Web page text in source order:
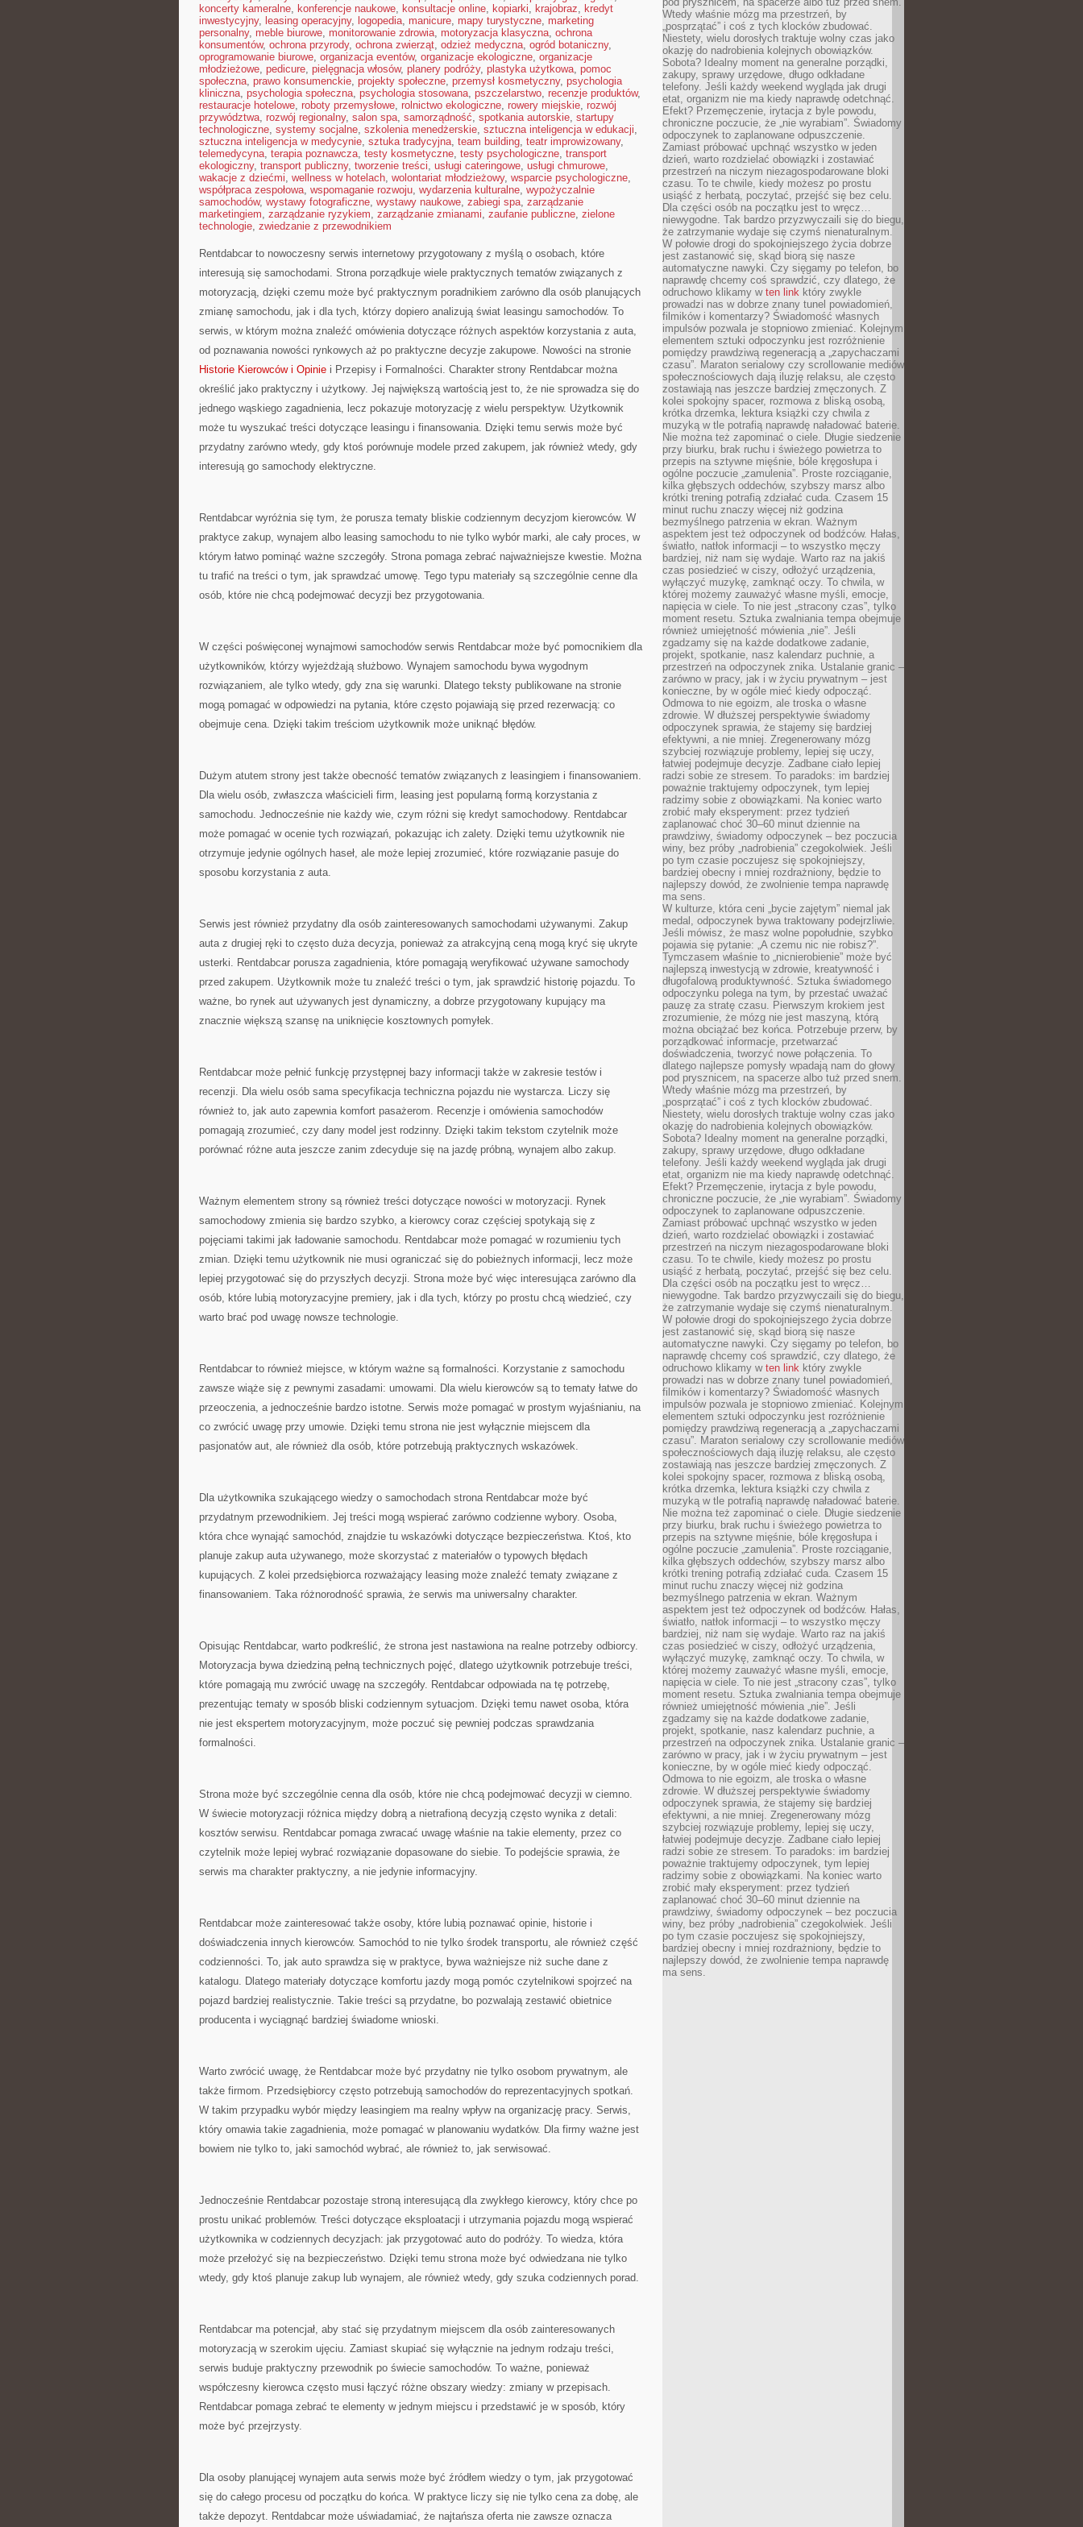
koncerty kameralne, konferencje naukowe, konsultacje online, kopiarki, krajobraz, kredyt
inwestycyjny, leasing operacyjny, logopedia, manicure, mapy turystyczne, marketing
personalny, meble biurowe, monitorowanie zdrowia, motoryzacja klasyczna, ochrona
konsumentów, ochrona przyrody, ochrona zwierząt, odzież medyczna, ogród botaniczny,
oprogramowanie biurowe, organizacja eventów, organizacje ekologiczne, organizacje
młodzieżowe, pedicure, pielęgnacja włosów, planery podróży, plastyka użytkowa, pomoc
społeczna, prawo konsumenckie, projekty społeczne, przemysł kosmetyczny, psychologia
kliniczna, psychologia społeczna, psychologia stosowana, pszczelarstwo, recenzje produktów,
restauracje hotelowe, roboty przemysłowe, rolnictwo ekologiczne, rowery miejskie, rozwój
przywództwa, rozwój regionalny, salon spa, samorządność, spotkania autorskie, startupy
technologiczne, systemy socjalne, szkolenia menedżerskie, sztuczna inteligencja w edukacji,
sztuczna inteligencja w medycynie, sztuka tradycyjna, team building, teatr improwizowany,
telemedycyna, terapia poznawcza, testy kosmetyczne, testy psychologiczne, transport
ekologiczny, transport publiczny, tworzenie treści, usługi cateringowe, usługi chmurowe,
wakacje z dziećmi, wellness w hotelach, wolontariat młodzieżowy, wsparcie psychologiczne,
współpraca zespołowa, wspomaganie rozwoju, wydarzenia kulturalne, wypożyczalnie
samochodów, wystawy fotograficzne, wystawy naukowe, zabiegi spa, zarządzanie
marketingiem, zarządzanie ryzykiem, zarządzanie zmianami, zaufanie publiczne, zielone
technologie, zwiedzanie z przewodnikiem
Rentdabcar to nowoczesny serwis internetowy przygotowany z myślą o osobach, które
interesują się samochodami. Strona porządkuje wiele praktycznych tematów związanych z
motoryzacją, dzięki czemu może być praktycznym poradnikiem zarówno dla osób planujących
zmianę samochodu, jak i dla tych, którzy dopiero analizują świat leasingu samochodów. To
serwis, w którym można znaleźć omówienia dotyczące różnych aspektów korzystania z auta,
od poznawania nowości rynkowych aż po praktyczne decyzje zakupowe. Nowości na stronie
Historie Kierowców i Opinie i Przepisy i Formalności. Charakter strony Rentdabcar można
określić jako praktyczny i użytkowy. Jej największą wartością jest to, że nie sprowadza się do
jednego wąskiego zagadnienia, lecz pokazuje motoryzację z wielu perspektyw. Użytkownik
może tu wyszukać treści dotyczące leasingu i finansowania. Dzięki temu serwis może być
przydatny zarówno wtedy, gdy ktoś porównuje modele przed zakupem, jak również wtedy, gdy
interesują go samochody elektryczne.
Rentdabcar wyróżnia się tym, że porusza tematy bliskie codziennym decyzjom kierowców. W
praktyce zakup, wynajem albo leasing samochodu to nie tylko wybór marki, ale cały proces, w
którym łatwo pominąć ważne szczegóły. Strona pomaga zebrać najważniejsze kwestie. Można
tu trafić na treści o tym, jak sprawdzać umowę. Tego typu materiały są szczególnie cenne dla
osób, które nie chcą podejmować decyzji bez przygotowania.
W części poświęconej wynajmowi samochodów serwis Rentdabcar może być pomocnikiem dla
użytkowników, którzy wyjeżdżają służbowo. Wynajem samochodu bywa wygodnym
rozwiązaniem, ale tylko wtedy, gdy zna się warunki. Dlatego teksty publikowane na stronie
mogą pomagać w odpowiedzi na pytania, które często pojawiają się przed rezerwacją: co
obejmuje cena. Dzięki takim treściom użytkownik może uniknąć błędów.
Dużym atutem strony jest także obecność tematów związanych z leasingiem i finansowaniem.
Dla wielu osób, zwłaszcza właścicieli firm, leasing jest popularną formą korzystania z
samochodu. Jednocześnie nie każdy wie, czym różni się kredyt samochodowy. Rentdabcar
może pomagać w ocenie tych rozwiązań, pokazując ich zalety. Dzięki temu użytkownik nie
otrzymuje jedynie ogólnych haseł, ale może lepiej zrozumieć, które rozwiązanie pasuje do
sposobu korzystania z auta.
Serwis jest również przydatny dla osób zainteresowanych samochodami używanymi. Zakup
auta z drugiej ręki to często duża decyzja, ponieważ za atrakcyjną ceną mogą kryć się ukryte
usterki. Rentdabcar porusza zagadnienia, które pomagają weryfikować używane samochody
przed zakupem. Użytkownik może tu znaleźć treści o tym, jak sprawdzić historię pojazdu. To
ważne, bo rynek aut używanych jest dynamiczny, a dobrze przygotowany kupujący ma
znacznie większą szansę na uniknięcie kosztownych pomyłek.
Rentdabcar może pełnić funkcję przystępnej bazy informacji także w zakresie testów i
recenzji. Dla wielu osób sama specyfikacja techniczna pojazdu nie wystarcza. Liczy się
również to, jak auto zapewnia komfort pasażerom. Recenzje i omówienia samochodów
pomagają zrozumieć, czy dany model jest rodzinny. Dzięki takim tekstom czytelnik może
porównać różne auta jeszcze zanim zdecyduje się na jazdę próbną, wynajem albo zakup.
Ważnym elementem strony są również treści dotyczące nowości w motoryzacji. Rynek
samochodowy zmienia się bardzo szybko, a kierowcy coraz częściej spotykają się z
pojęciami takimi jak ładowanie samochodu. Rentdabcar może pomagać w rozumieniu tych
zmian. Dzięki temu użytkownik nie musi ograniczać się do pobieżnych informacji, lecz może
lepiej przygotować się do przyszłych decyzji. Strona może być więc interesująca zarówno dla
osób, które lubią motoryzacyjne premiery, jak i dla tych, którzy po prostu chcą wiedzieć, czy
warto brać pod uwagę nowsze technologie.
Rentdabcar to również miejsce, w którym ważne są formalności. Korzystanie z samochodu
zawsze wiąże się z pewnymi zasadami: umowami. Dla wielu kierowców są to tematy łatwe do
przeoczenia, a jednocześnie bardzo istotne. Serwis może pomagać w prostym wyjaśnianiu, na
co zwrócić uwagę przy umowie. Dzięki temu strona nie jest wyłącznie miejscem dla
pasjonatów aut, ale również dla osób, które potrzebują praktycznych wskazówek.
Dla użytkownika szukającego wiedzy o samochodach strona Rentdabcar może być
przydatnym przewodnikiem. Jej treści mogą wspierać zarówno codzienne wybory. Osoba,
która chce wynająć samochód, znajdzie tu wskazówki dotyczące bezpieczeństwa. Ktoś, kto
planuje zakup auta używanego, może skorzystać z materiałów o typowych błędach
kupujących. Z kolei przedsiębiorca rozważający leasing może znaleźć tematy związane z
finansowaniem. Taka różnorodność sprawia, że serwis ma uniwersalny charakter.
Opisując Rentdabcar, warto podkreślić, że strona jest nastawiona na realne potrzeby odbiorcy.
Motoryzacja bywa dziedziną pełną technicznych pojęć, dlatego użytkownik potrzebuje treści,
które pomagają mu zwrócić uwagę na szczegóły. Rentdabcar odpowiada na tę potrzebę,
prezentując tematy w sposób bliski codziennym sytuacjom. Dzięki temu nawet osoba, która
nie jest ekspertem motoryzacyjnym, może poczuć się pewniej podczas sprawdzania
formalności.
Strona może być szczególnie cenna dla osób, które nie chcą podejmować decyzji w ciemno.
W świecie motoryzacji różnica między dobrą a nietrafioną decyzją często wynika z detali:
kosztów serwisu. Rentdabcar pomaga zwracać uwagę właśnie na takie elementy, przez co
czytelnik może lepiej wybrać rozwiązanie dopasowane do siebie. To podejście sprawia, że
serwis ma charakter praktyczny, a nie jedynie informacyjny.
Rentdabcar może zainteresować także osoby, które lubią poznawać opinie, historie i
doświadczenia innych kierowców. Samochód to nie tylko środek transportu, ale również część
codzienności. To, jak auto sprawdza się w praktyce, bywa ważniejsze niż suche dane z
katalogu. Dlatego materiały dotyczące komfortu jazdy mogą pomóc czytelnikowi spojrzeć na
pojazd bardziej realistycznie. Takie treści są przydatne, bo pozwalają zestawić obietnice
producenta i wyciągnąć bardziej świadome wnioski.
Warto zwrócić uwagę, że Rentdabcar może być przydatny nie tylko osobom prywatnym, ale
także firmom. Przedsiębiorcy często potrzebują samochodów do reprezentacyjnych spotkań.
W takim przypadku wybór między leasingiem ma realny wpływ na organizację pracy. Serwis,
który omawia takie zagadnienia, może pomagać w planowaniu wydatków. Dla firmy ważne jest
bowiem nie tylko to, jaki samochód wybrać, ale również to, jak serwisować.
Jednocześnie Rentdabcar pozostaje stroną interesującą dla zwykłego kierowcy, który chce po
prostu unikać problemów. Treści dotyczące eksploatacji i utrzymania pojazdu mogą wspierać
użytkownika w codziennych decyzjach: jak przygotować auto do podróży. To wiedza, która
może przełożyć się na bezpieczeństwo. Dzięki temu strona może być odwiedzana nie tylko
wtedy, gdy ktoś planuje zakup lub wynajem, ale również wtedy, gdy szuka codziennych porad.
Rentdabcar ma potencjał, aby stać się przydatnym miejscem dla osób zainteresowanych
motoryzacją w szerokim ujęciu. Zamiast skupiać się wyłącznie na jednym rodzaju treści,
serwis buduje praktyczny przewodnik po świecie samochodów. To ważne, ponieważ
współczesny kierowca często musi łączyć różne obszary wiedzy: zmiany w przepisach.
Rentdabcar pomaga zebrać te elementy w jednym miejscu i przedstawić je w sposób, który
może być przejrzysty.
Dla osoby planującej wynajem auta serwis może być źródłem wiedzy o tym, jak przygotować
się do całego procesu od początku do końca. W praktyce liczy się nie tylko cena za dobę, ale
także depozyt. Rentdabcar może uświadamiać, że najtańsza oferta nie zawsze oznacza
Wtedy właśnie mózg ma przestrzeń, by
„posprzątać” i coś z tych klocków zbudować.
Niestety, wielu dorosłych traktuje wolny czas jako
okazję do nadrobienia kolejnych obowiązków.
Sobota? Idealny moment na generalne porządki,
zakupy, sprawy urzędowe, długo odkładane
telefony. Jeśli każdy weekend wygląda jak drugi
etat, organizm nie ma kiedy naprawdę odetchnąć.
Efekt? Przemęczenie, irytacja z byle powodu,
chroniczne poczucie, że „nie wyrabiam”. Świadomy
odpoczynek to zaplanowane odpuszczenie.
Zamiast próbować upchnąć wszystko w jeden
dzień, warto rozdzielać obowiązki i zostawiać
przestrzeń na niczym niezagospodarowane bloki
czasu. To te chwile, kiedy możesz po prostu
usiąść z herbatą, poczytać, przejść się bez celu.
Dla części osób na początku jest to wręcz…
niewygodne. Tak bardzo przyzwyczaili się do biegu,
że zatrzymanie wydaje się czymś nienaturalnym.
W połowie drogi do spokojniejszego życia dobrze
jest zastanowić się, skąd biorą się nasze
automatyczne nawyki. Czy sięgamy po telefon, bo
naprawdę chcemy coś sprawdzić, czy dlatego, że
odruchowo klikamy w ten link który zwykle
prowadzi nas w dobrze znany tunel powiadomień,
filmików i komentarzy? Świadomość własnych
impulsów pozwala je stopniowo zmieniać. Kolejnym
elementem sztuki odpoczynku jest rozróżnienie
pomiędzy prawdziwą regeneracją a „zapychaczami
czasu”. Maraton serialowy czy scrollowanie mediów
społecznościowych dają iluzję relaksu, ale często
zostawiają nas jeszcze bardziej zmęczonych. Z
kolei spokojny spacer, rozmowa z bliską osobą,
krótka drzemka, lektura książki czy chwila z
muzyką w tle potrafią naprawdę naładować baterie.
Nie można też zapominać o ciele. Długie siedzenie
przy biurku, brak ruchu i świeżego powietrza to
przepis na sztywne mięśnie, bóle kręgosłupa i
ogólne poczucie „zamulenia”. Proste rozciąganie,
kilka głębszych oddechów, szybszy marsz albo
krótki trening potrafią zdziałać cuda. Czasem 15
minut ruchu znaczy więcej niż godzina
bezmyślnego patrzenia w ekran. Ważnym
aspektem jest też odpoczynek od bodźców. Hałas,
światło, natłok informacji – to wszystko męczy
bardziej, niż nam się wydaje. Warto raz na jakiś
czas posiedzieć w ciszy, odłożyć urządzenia,
wyłączyć muzykę, zamknąć oczy. To chwila, w
której możemy zauważyć własne myśli, emocje,
napięcia w ciele. To nie jest „stracony czas”, tylko
moment resetu. Sztuka zwalniania tempa obejmuje
również umiejętność mówienia „nie”. Jeśli
zgadzamy się na każde dodatkowe zadanie,
projekt, spotkanie, nasz kalendarz puchnie, a
przestrzeń na odpoczynek znika. Ustalanie granic –
zarówno w pracy, jak i w życiu prywatnym – jest
konieczne, by w ogóle mieć kiedy odpocząć.
Odmowa to nie egoizm, ale troska o własne
zdrowie. W dłuższej perspektywie świadomy
odpoczynek sprawia, że stajemy się bardziej
efektywni, a nie mniej. Zregenerowany mózg
szybciej rozwiązuje problemy, lepiej się uczy,
łatwiej podejmuje decyzje. Zadbane ciało lepiej
radzi sobie ze stresem. To paradoks: im bardziej
poważnie traktujemy odpoczynek, tym lepiej
radzimy sobie z obowiązkami. Na koniec warto
zrobić mały eksperyment: przez tydzień
zaplanować choć 30–60 minut dziennie na
prawdziwy, świadomy odpoczynek – bez poczucia
winy, bez próby „nadrobienia” czegokolwiek. Jeśli
po tym czasie poczujesz się spokojniejszy,
bardziej obecny i mniej rozdrażniony, będzie to
najlepszy dowód, że zwolnienie tempa naprawdę
ma sens.
W kulturze, która ceni „bycie zajętym” niemal jak
medal, odpoczynek bywa traktowany podejrzliwie.
Jeśli mówisz, że masz wolne popołudnie, szybko
pojawia się pytanie: „A czemu nic nie robisz?”.
Tymczasem właśnie to „nicnierobienie” może być
najlepszą inwestycją w zdrowie, kreatywność i
długofalową produktywność. Sztuka świadomego
odpoczynku polega na tym, by przestać uważać
pauzę za stratę czasu. Pierwszym krokiem jest
zrozumienie, że mózg nie jest maszyną, którą
można obciążać bez końca. Potrzebuje przerw, by
porządkować informacje, przetwarzać
doświadczenia, tworzyć nowe połączenia. To
dlatego najlepsze pomysły wpadają nam do głowy
pod prysznicem, na spacerze albo tuż przed snem.
Wtedy właśnie mózg ma przestrzeń, by
„posprzątać” i coś z tych klocków zbudować.
Niestety, wielu dorosłych traktuje wolny czas jako
okazję do nadrobienia kolejnych obowiązków.
Sobota? Idealny moment na generalne porządki,
zakupy, sprawy urzędowe, długo odkładane
telefony. Jeśli każdy weekend wygląda jak drugi
etat, organizm nie ma kiedy naprawdę odetchnąć.
Efekt? Przemęczenie, irytacja z byle powodu,
chroniczne poczucie, że „nie wyrabiam”. Świadomy
odpoczynek to zaplanowane odpuszczenie.
Zamiast próbować upchnąć wszystko w jeden
dzień, warto rozdzielać obowiązki i zostawiać
przestrzeń na niczym niezagospodarowane bloki
czasu. To te chwile, kiedy możesz po prostu
usiąść z herbatą, poczytać, przejść się bez celu.
Dla części osób na początku jest to wręcz…
niewygodne. Tak bardzo przyzwyczaili się do biegu,
że zatrzymanie wydaje się czymś nienaturalnym.
W połowie drogi do spokojniejszego życia dobrze
jest zastanowić się, skąd biorą się nasze
automatyczne nawyki. Czy sięgamy po telefon, bo
naprawdę chcemy coś sprawdzić, czy dlatego, że
odruchowo klikamy w ten link który zwykle
prowadzi nas w dobrze znany tunel powiadomień,
filmików i komentarzy? Świadomość własnych
impulsów pozwala je stopniowo zmieniać. Kolejnym
elementem sztuki odpoczynku jest rozróżnienie
pomiędzy prawdziwą regeneracją a „zapychaczami
czasu”. Maraton serialowy czy scrollowanie mediów
społecznościowych dają iluzję relaksu, ale często
zostawiają nas jeszcze bardziej zmęczonych. Z
kolei spokojny spacer, rozmowa z bliską osobą,
krótka drzemka, lektura książki czy chwila z
muzyką w tle potrafią naprawdę naładować baterie.
Nie można też zapominać o ciele. Długie siedzenie
przy biurku, brak ruchu i świeżego powietrza to
przepis na sztywne mięśnie, bóle kręgosłupa i
ogólne poczucie „zamulenia”. Proste rozciąganie,
kilka głębszych oddechów, szybszy marsz albo
krótki trening potrafią zdziałać cuda. Czasem 15
minut ruchu znaczy więcej niż godzina
bezmyślnego patrzenia w ekran. Ważnym
aspektem jest też odpoczynek od bodźców. Hałas,
światło, natłok informacji – to wszystko męczy
bardziej, niż nam się wydaje. Warto raz na jakiś
czas posiedzieć w ciszy, odłożyć urządzenia,
wyłączyć muzykę, zamknąć oczy. To chwila, w
której możemy zauważyć własne myśli, emocje,
napięcia w ciele. To nie jest „stracony czas”, tylko
moment resetu. Sztuka zwalniania tempa obejmuje
również umiejętność mówienia „nie”. Jeśli
zgadzamy się na każde dodatkowe zadanie,
projekt, spotkanie, nasz kalendarz puchnie, a
przestrzeń na odpoczynek znika. Ustalanie granic –
zarówno w pracy, jak i w życiu prywatnym – jest
konieczne, by w ogóle mieć kiedy odpocząć.
Odmowa to nie egoizm, ale troska o własne
zdrowie. W dłuższej perspektywie świadomy
odpoczynek sprawia, że stajemy się bardziej
efektywni, a nie mniej. Zregenerowany mózg
szybciej rozwiązuje problemy, lepiej się uczy,
łatwiej podejmuje decyzje. Zadbane ciało lepiej
radzi sobie ze stresem. To paradoks: im bardziej
poważnie traktujemy odpoczynek, tym lepiej
radzimy sobie z obowiązkami. Na koniec warto
zrobić mały eksperyment: przez tydzień
zaplanować choć 30–60 minut dziennie na
prawdziwy, świadomy odpoczynek – bez poczucia
winy, bez próby „nadrobienia” czegokolwiek. Jeśli
po tym czasie poczujesz się spokojniejszy,
bardziej obecny i mniej rozdrażniony, będzie to
najlepszy dowód, że zwolnienie tempa naprawdę
ma sens.